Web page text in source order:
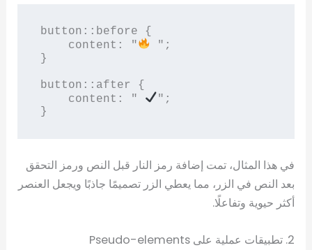
button::before {
    content: "
";
}
button::after {
    content: "
";
}
في هذا المثال، تمت إضافة رمز النار قبل النص ورمز التحقق
بعد النص في الزر، مما يعطي الزر تصميمًا جاذبًا ويجعل العنصر
أكثر حيوية وتفاعلًا.
2. تطبيقات عملية على Pseudo-elements